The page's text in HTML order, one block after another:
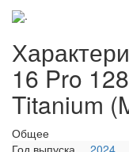
.
16 Pro
Titanium
Общее
Год выпуска
2024